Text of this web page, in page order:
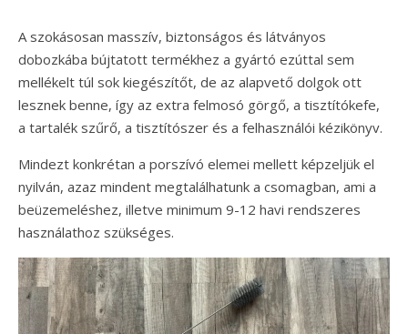
A szokásosan masszív, biztonságos és látványos
dobozkába bújtatott termékhez a gyártó ezúttal sem
mellékelt túl sok kiegészítőt, de az alapvető dolgok ott
lesznek benne, így az extra felmosó görgő, a tisztítókefe,
a tartalék szűrő, a tisztítószer és a felhasználói kézikönyv.
Mindezt konkrétan a porszívó elemei mellett képzeljük el
nyilván, azaz mindent megtalálhatunk a csomagban, ami a
beüzemeléshez, illetve minimum 9-12 havi rendszeres
használathoz szükséges.